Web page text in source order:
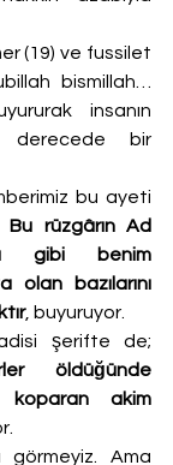
bismillah…
insanın
derecede bir
Bu rüzgârın Ad
gibi benim
bazılarını
, buyuruyor.
öldüğünde
koparan akim